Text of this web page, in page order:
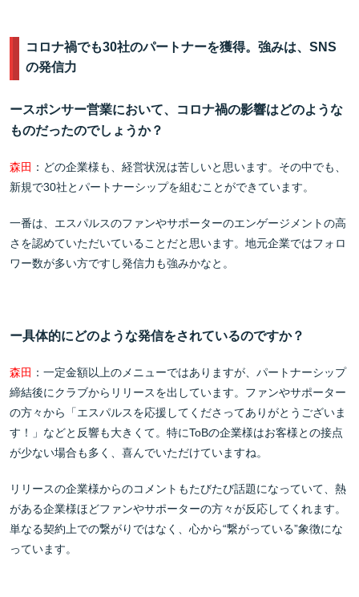
コロナ禍でも30社のパートナーを獲得。強みは、SNS
の発信力
ースポンサー営業において、コロナ禍の影響はどのような
ものだったのでしょうか？
森田 ：どの企業様も、経営状況は苦しいと思います。その中でも、
新規で30社とパートナーシップを組むことができています。
一番は、エスパルスのファンやサポーターのエンゲージメントの高
さを認めていただいていることだと思います。地元企業ではフォロ
ワー数が多い方ですし発信力も強みかなと。
ー具体的にどのような発信をされているのですか？
森田 ：一定金額以上のメニューではありますが、パートナーシップ
締結後にクラブからリリースを出しています。ファンやサポーター
の方々から「エスパルスを応援してくださってありがとうございま
す！」などと反響も大きくて。特にToBの企業様はお客様との接点
が少ない場合も多く、喜んでいただけていますね。
リリースの企業様からのコメントもたびたび話題になっていて、熱
がある企業様ほどファンやサポーターの方々が反応してくれます。
単なる契約上での繋がりではなく、心から“繋がっている”象徴にな
っています。